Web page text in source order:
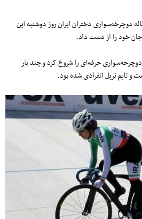
ساسانیان قهرمان ۱۹ ساله دوچرخه‌سواری دختران ایران روز دوشنبه این
خود را از دست داد.
زینب ساسانیان از سال ۱۳۹۱ دوچرخه‌سواری حرفه‌ای را شروع کرد و چند بار
و تایم تریل انفرادی شده بود.